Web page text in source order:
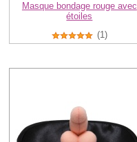
Masque bondage rouge avec
étoiles
(1)